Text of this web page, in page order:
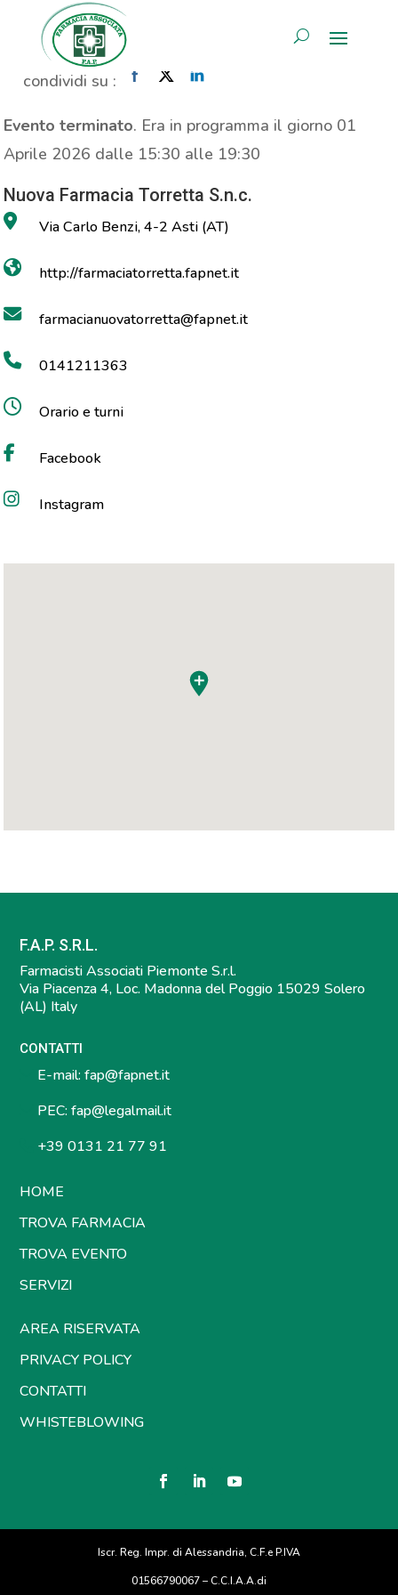
AREA RISERVATA
Analisi colesterolo
Home» Evento» Analisi colesterolo
condividi su :
Evento terminato. Era in programma il giorno 01
Aprile 2026 dalle 15:30 alle 19:30
Nuova Farmacia Torretta S.n.c.
Via Carlo Benzi, 4-2 Asti (AT)
http://farmaciatorretta.fapnet.it
farmacianuovatorretta@fapnet.it
0141211363
Orario e turni
Facebook
Instagram
F.A.P. S.R.L.
Farmacisti Associati Piemonte S.r.l.
Via Piacenza 4, Loc. Madonna del Poggio 15029 Solero
(AL) Italy
CONTATTI
E-mail: fap@fapnet.it
PEC: fap@legalmail.it
+39 0131 21 77 91
HOME
TROVA FARMACIA
TROVA EVENTO
SERVIZI
AREA RISERVATA
PRIVACY POLICY
CONTATTI
WHISTEBLOWING
Iscr. Reg. Impr. di Alessandria, C.F.e P.IVA
01566790067 – C.C.I.A.A.di